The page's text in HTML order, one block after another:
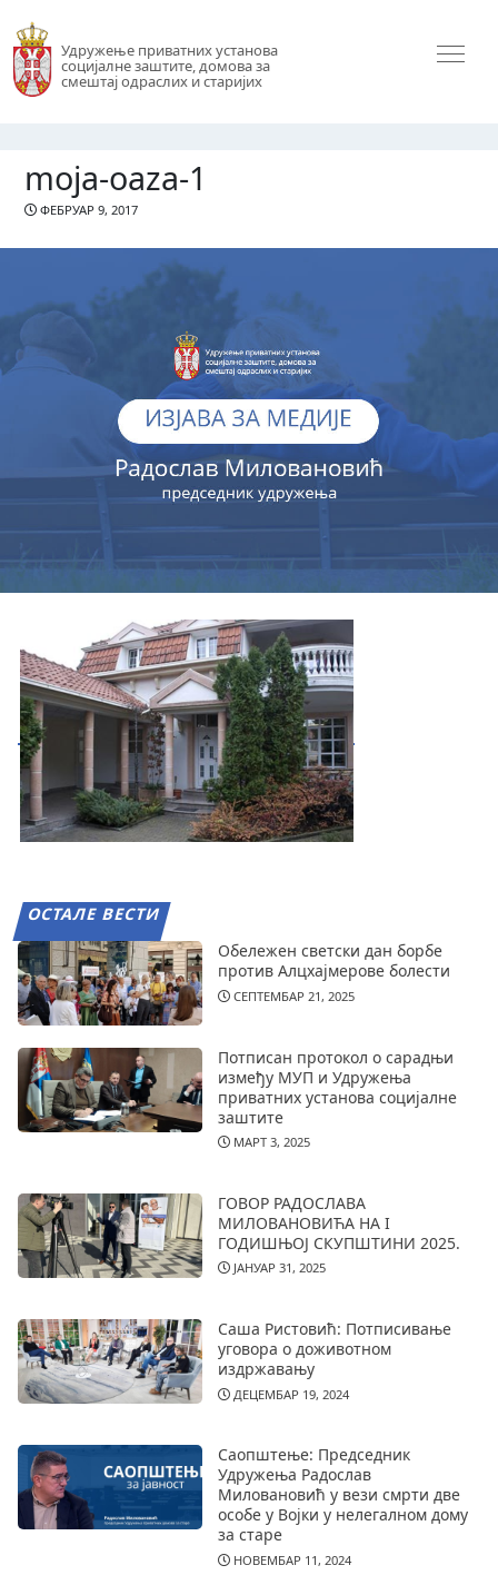
Удружење приватних установа
социјалне заштите, домова за
смештај одраслих и старијих
moja-oaza-1
ФЕБРУАР 9, 2017
ОСТАЛЕ ВЕСТИ
Обележен светски дан борбе
против Алцхајмерове болести
СЕПТЕМБАР 21, 2025
Потписан протокол о сарадњи
између МУП и Удружења
приватних установа социјалне
заштите
МАРТ 3, 2025
ГОВОР РАДОСЛАВА
МИЛОВАНОВИЋА НА I
ГОДИШЊОЈ СКУПШТИНИ 2025.
ЈАНУАР 31, 2025
Саша Ристовић: Потписивање
уговора о доживотном
издржавању
ДЕЦЕМБАР 19, 2024
Саопштење: Председник
Удружења Радослав
Миловановић у вези смрти две
особе у Војки у нелегалном дому
за старе
НОВЕМБАР 11, 2024